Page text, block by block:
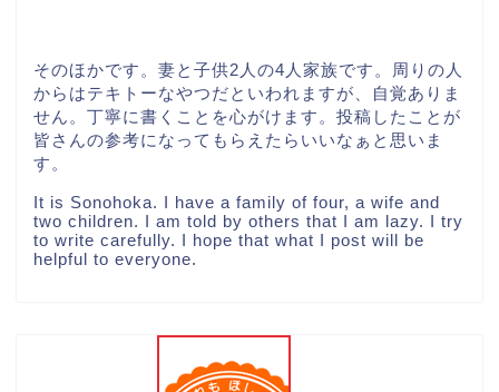
そのほかです。妻と子供2人の4人家族です。周りの人
からはテキトーなやつだといわれますが、自覚ありま
せん。丁寧に書くことを心がけます。投稿したことが
皆さんの参考になってもらえたらいいなぁと思いま
す。
It is Sonohoka. I have a family of four, a wife and
two children. I am told by others that I am lazy. I try
to write carefully. I hope that what I post will be
helpful to everyone.